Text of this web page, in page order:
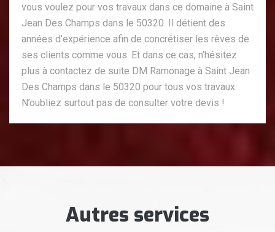
vous voulez pour vos travaux dans ce domaine à Saint
Jean Des Champs dans le 50320. Il détient des
années d’expérience afin de concrétiser les rêves de
ses clients comme vous. Et dans ce cas, n’hésitez
plus à contactez de suite DM Ramonage à Saint Jean
Des Champs dans le 50320 pour tous vos travaux.
N’oubliez surtout pas de consulter votre devis !
Autres services